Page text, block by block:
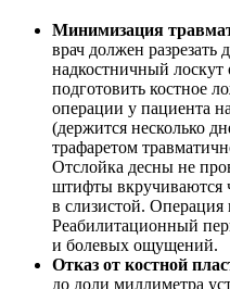
Минимизация
врач должен разрезать
надкостничный
подготовить костное
операции у пациента
(держится несколько
трафаретом
Отслойка десны не
штифты вкручиваются
в слизистой. Операция
Реабилитационный
и болевых ощущений.
Отказ от костной
до доли миллиметра